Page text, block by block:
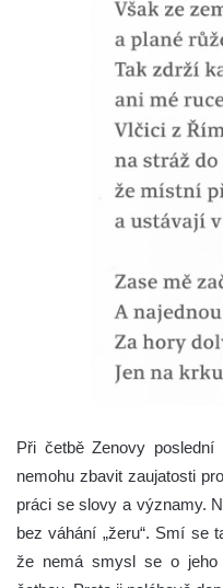
Při četbě Zenovy
nemohu zbavit zaujatosti
práci se slovy a významy.
bez váhání „žeru“. Smí se
že nemá smysl se o jeho